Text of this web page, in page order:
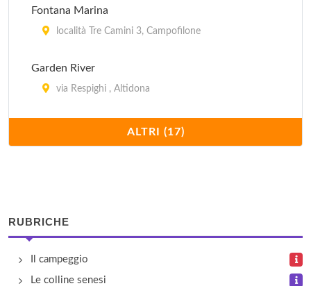
Fontana Marina
località Tre Camini 3, Campofilone
Garden River
via Respighi , Altidona
località Santa Maria a Mare , Fermo
Johnny
località Santa Maria a Mare , Fermo
ALTRI (17)
RUBRICHE
Il campeggio
Le colline senesi